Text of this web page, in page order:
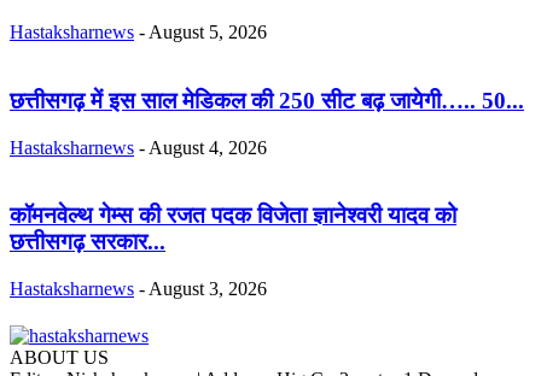
Hastaksharnews - August 5, 2026
छत्तीसगढ़ में इस साल मेडिकल की 250 सीट बढ़ जायेगी….. 50...
Hastaksharnews - August 4, 2026
कॉमनवेल्थ गेम्स की रजत पदक विजेता ज्ञानेश्वरी यादव को
छत्तीसगढ़ सरकार...
Hastaksharnews - August 3, 2026
ABOUT US